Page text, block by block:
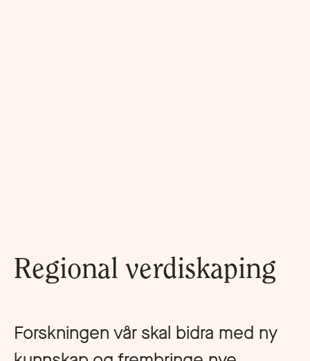
Regional verdiskaping
Forskningen vår skal bidra med ny